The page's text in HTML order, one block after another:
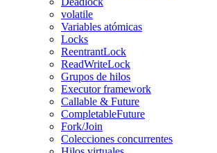
volatile
Variables atómicas
Locks
ReentrantLock
ReadWriteLock
Grupos de hilos
Executor framework
Callable & Future
CompletableFuture
Fork/Join
Colecciones concurrentes